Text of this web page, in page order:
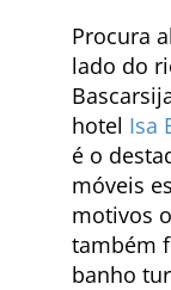
Procura
lado do
hotel Isa
é o
móveis
motivos
também
banho